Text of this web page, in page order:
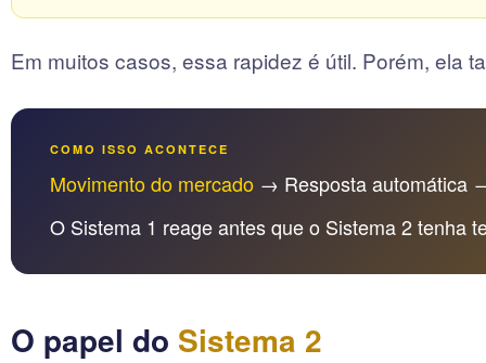
Em muitos casos, essa rapidez é útil. Porém, ela
COMO ISSO ACONTECE
Movimento do mercado → Resposta automática
O Sistema 1 reage antes que o Sistema 2 tenha
O papel do Sistema 2